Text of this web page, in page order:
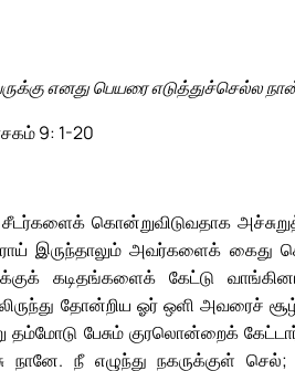
எனது பெயரை எடுத்துச்செல்ல
9: 1-20
கொன்றுவிடுவதாக
இருந்தாலும் அவர்களைக் கைது
கடிதங்களைக் கேட்டு
தோன்றிய ஓர் ஒளி அவரைச்
தம்மோடு பேசும் குரலொன்றைக்
நானே. நீ எழுந்து நகருக்குள்